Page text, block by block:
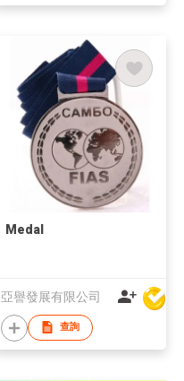
Medal
亞譽發展有限公司
查詢